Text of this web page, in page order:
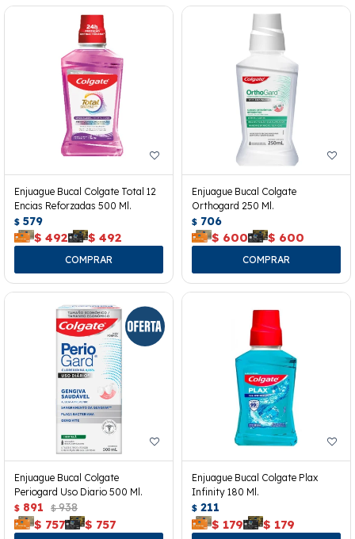
Enjuague Bucal Colgate Total 12
Encias Reforzadas 500 Ml.
$ 579
$ 492 $ 492
Enjuague Bucal Colgate
Orthogard 250 Ml.
$ 706
$ 600 $ 600
Enjuague Bucal Colgate
Periogard Uso Diario 500 Ml.
$ 891 $ 938
$ 757 $ 757
Enjuague Bucal Colgate Plax
Infinity 180 Ml.
$ 211
$ 179 $ 179